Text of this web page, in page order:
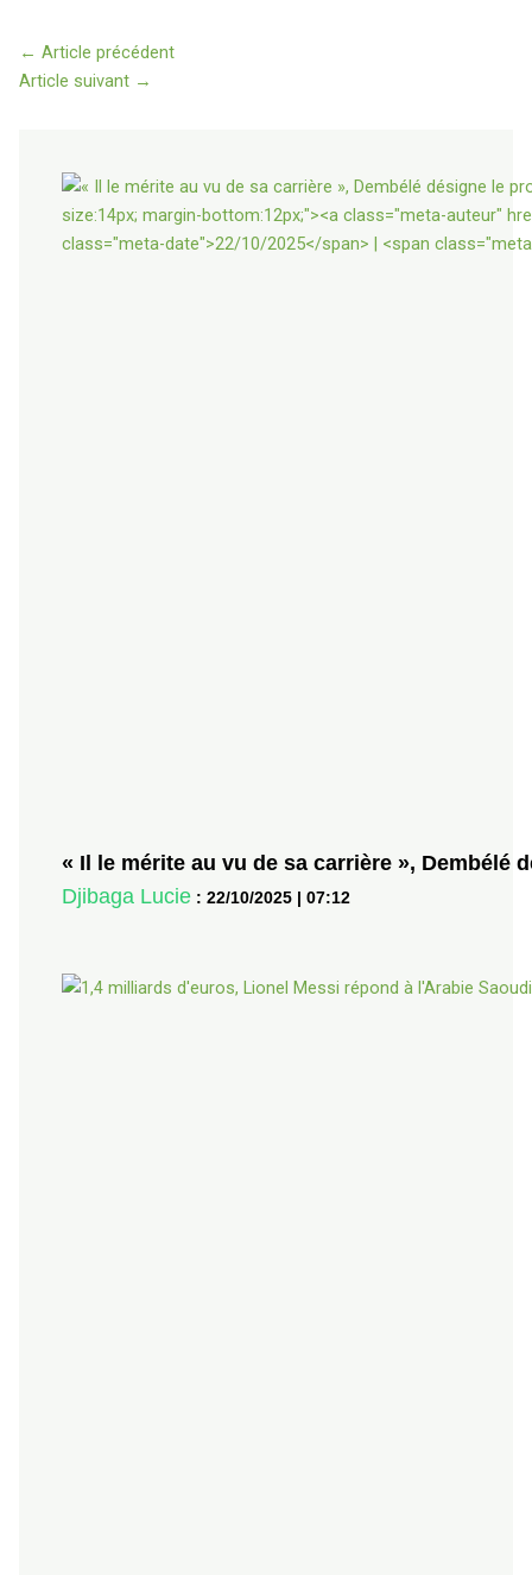
← Article précédent
Article suivant →
« Il le mérite au vu de sa carrière », Dembélé
Djibaga Lucie :22/10/2025 |07:12